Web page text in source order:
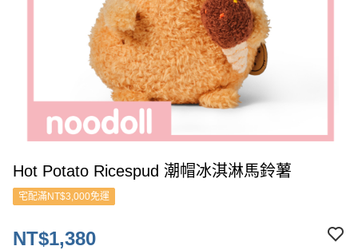
Hot Potato Ricespud 潮帽冰淇淋馬鈴薯
宅配滿NT$3,000免運
NT$1,380